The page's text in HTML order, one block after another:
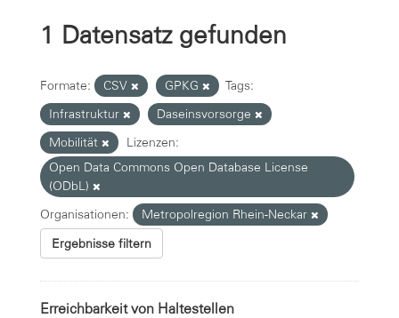
1 Datensatz gefunden
Formate: CSV GPKG
Tags:
Infrastruktur
Daseinsvorsorge
Mobilität
Lizenzen:
Open Data Commons Open Database License
(ODbL)
Organisationen:
Metropolregion Rhein-Neckar
Ergebnisse filtern
Erreichbarkeit von Haltestellen